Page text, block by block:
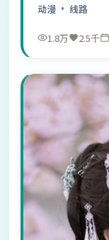
动漫 · 线路
1.8万 2.5千